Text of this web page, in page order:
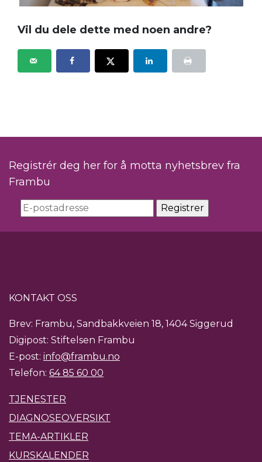
Vil du dele dette med noen andre?
Registrér deg her for å motta nyhetsbrev fra
Frambu
KONTAKT OSS
Brev: Frambu, Sandbakkveien 18, 1404 Siggerud
Digipost: Stiftelsen Frambu
E-post: info@frambu.no
Telefon: 64 85 60 00
TJENESTER
DIAGNOSEOVERSIKT
TEMA-ARTIKLER
KURSKALENDER